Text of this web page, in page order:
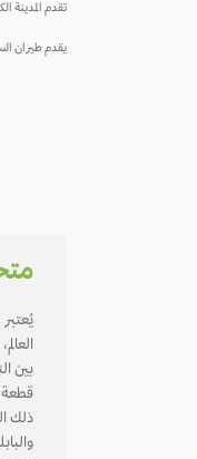
تقدم المدينة
يقدم طيران السلام 3 رحلات مباشرة إلى بغداد أسبوعيًا ويمكنك
بين
ذلك